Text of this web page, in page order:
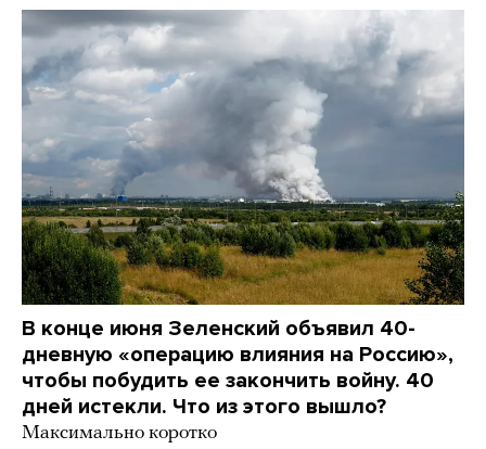
В конце июня Зеленский объявил 40-
дневную «операцию влияния на Россию»,
чтобы побудить ее закончить войну. 40
дней истекли. Что из этого вышло?
Максимально коротко